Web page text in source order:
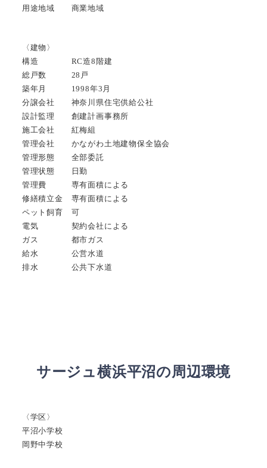
用途地域 商業地域
〈建物〉
構造 RC造8階建
総戸数 28戸
築年月 1998年3月
分譲会社 神奈川県住宅供給公社
設計監理 創建計画事務所
施工会社 紅梅組
管理会社 かながわ土地建物保全協会
管理形態 全部委託
管理状態 日勤
管理費 専有面積による
修繕積立金 専有面積による
ペット飼育 可
電気 契約会社による
ガス 都市ガス
給水 公営水道
排水 公共下水道
サージュ横浜平沼の周辺環境
〈学区〉
平沼小学校
岡野中学校